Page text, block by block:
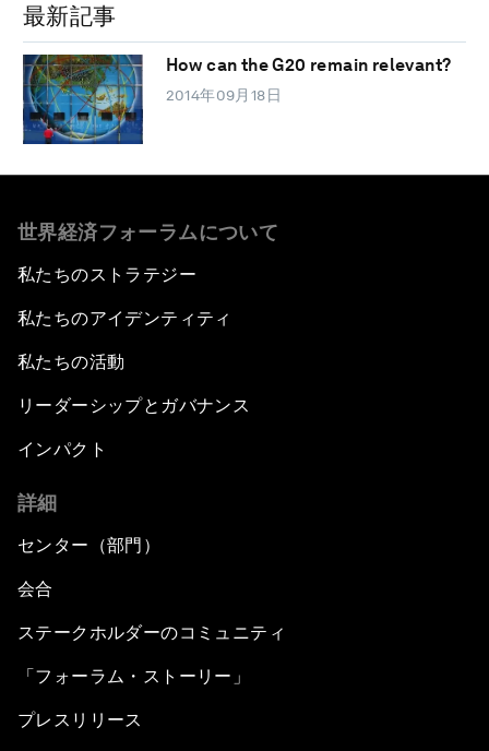
最新記事
How can the G20 remain relevant?
2014年09月18日
世界経済フォーラムについて
私たちのストラテジー
私たちのアイデンティティ
私たちの活動
リーダーシップとガバナンス
インパクト
詳細
センター（部門）
会合
ステークホルダーのコミュニティ
「フォーラム・ストーリー」
プレスリリース